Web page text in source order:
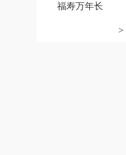
福寿万年长
>